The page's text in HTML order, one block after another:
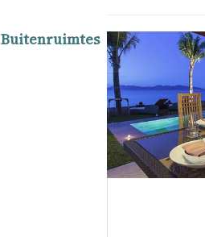
Buitenruimtes